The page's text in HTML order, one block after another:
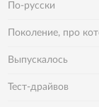
По-русски
Поколение, про
Выпускалось
Тест-драйвов